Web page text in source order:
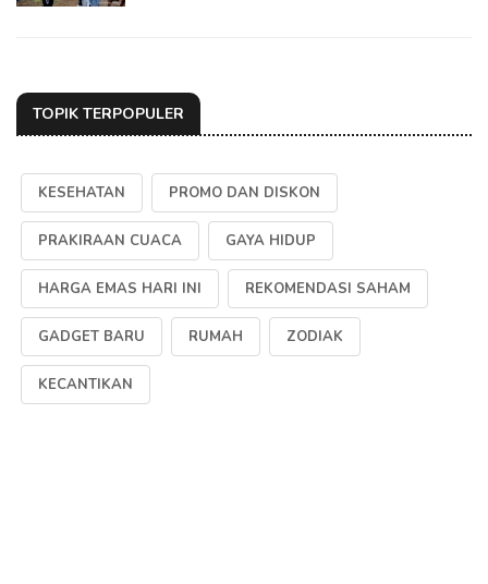
TOPIK TERPOPULER
KESEHATAN PROMO DAN DISKON
PRAKIRAAN CUACA GAYA HIDUP
HARGA EMAS HARI INI REKOMENDASI SAHAM
GADGET BARU RUMAH ZODIAK
KECANTIKAN